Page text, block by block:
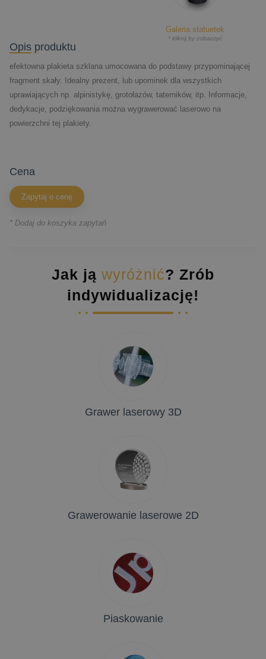
Galeria statuetek
* kliknij by zobaczyć
Opis produktu
efektowna plakieta szklana umocowana do podstawy przypominającej
fragment skały. Idealny prezent, lub upominek dla wszystkich
uprawiających np. alpinistykę, grotołazów, taterników, itp. Informacje,
dedykacje, podziękowania można wygrawerować laserowo na
powierzchni tej plakiety.
cena
Zapytaj o cenę
* Dodaj do koszyka zapytań
Jak ją wyróżnić? Zrób
indywidualizację!
Grawer laserowy 3D
Grawerowanie laserowe 2D
Piaskowanie